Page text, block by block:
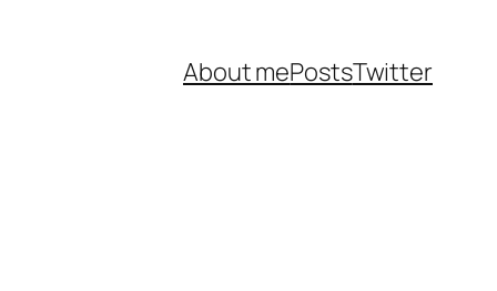
About mePostsTwitter